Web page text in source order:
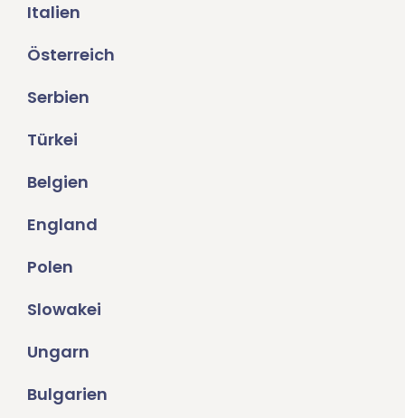
Italien
Österreich
Serbien
Türkei
Belgien
England
Polen
Slowakei
Ungarn
Bulgarien